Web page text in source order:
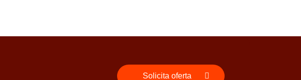
Solicita oferta